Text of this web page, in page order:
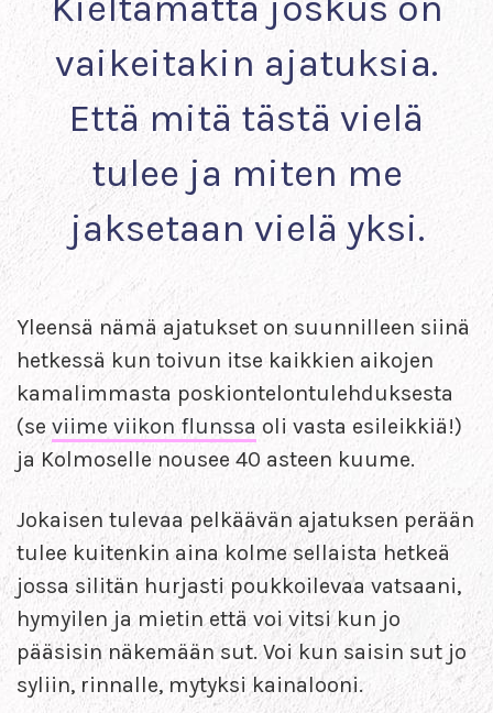
vaikeitakin ajatuksia.
Että mitä tästä vielä
tulee ja miten me
jaksetaan vielä yksi.
Yleensä nämä ajatukset on suunnilleen siinä
hetkessä kun toivun itse kaikkien aikojen
kamalimmasta poskiontelontulehduksesta
(se viime viikon flunssa oli vasta esileikkiä!)
ja Kolmoselle nousee 40 asteen kuume.
Jokaisen tulevaa pelkäävän ajatuksen perään
tulee kuitenkin aina kolme sellaista hetkeä
jossa silitän hurjasti poukkoilevaa vatsaani,
hymyilen ja mietin että voi vitsi kun jo
pääsisin näkemään sut. Voi kun saisin sut jo
syliin, rinnalle, mytyksi kainalooni.